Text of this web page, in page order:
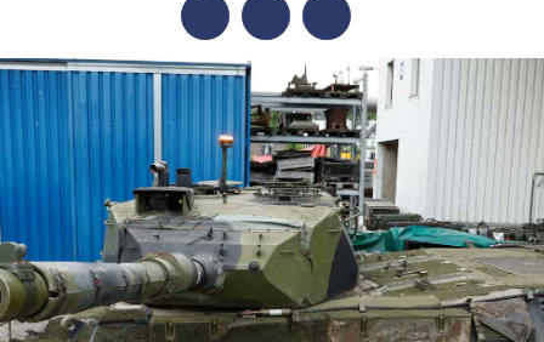
FacebookTwitter Telegram